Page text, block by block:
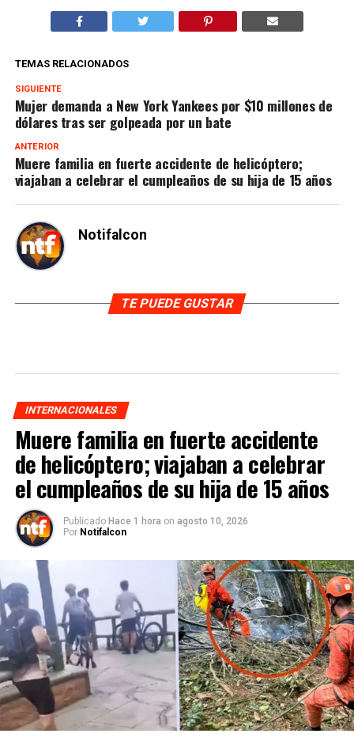
TEMAS RELACIONADOS
SIGUIENTE
Mujer demanda a New York Yankees por $10 millones de
dólares tras ser golpeada por un bate
ANTERIOR
Muere familia en fuerte accidente de helicóptero;
viajaban a celebrar el cumpleaños de su hija de 15 años
Notifalcon
TE PUEDE GUSTAR
INTERNACIONALES
Muere familia en fuerte accidente
de helicóptero; viajaban a celebrar
el cumpleaños de su hija de 15 años
Publicado Hace 1 hora on agosto 10, 2026
Por Notifalcon